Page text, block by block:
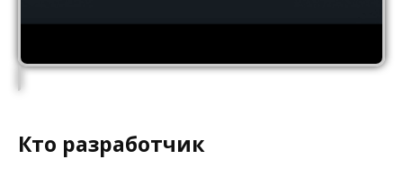
Кто разработчик